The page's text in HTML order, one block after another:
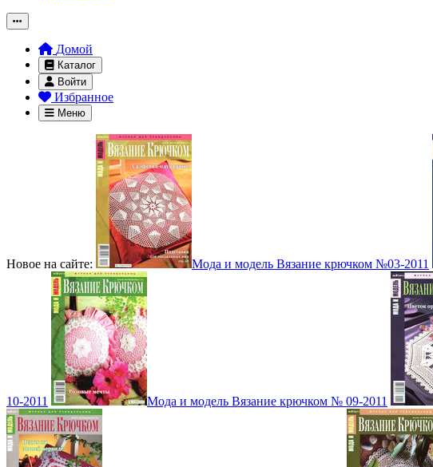
Домой
Каталог
Войти
Избранное
Меню
Новое на сайте: Мода и модель Вязание крючком №03-2011
10-2011 Мода и модель Вязание крючком № 09-2011